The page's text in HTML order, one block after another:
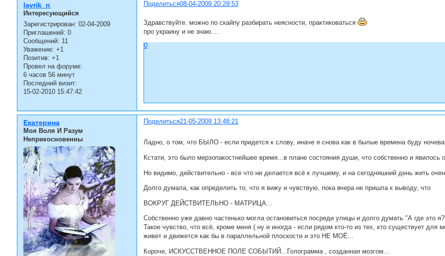
Поделиться08-04-2009 20:29:53
lavrik_n
Интересующийся
Зарегистрирован: 02-04-2009
Приглашений: 0
Сообщений: 11
Уважение: +1
Позитив: +1
Провел на форуме:
6 часов 56 минут
Последний визит:
15-02-2010 15:47:42
Здравствуйте. можно по скайпу разбирать неясности, практиковаться
про украину и не знаю....
0
Поделиться21-05-2009 13:48:21
Екатерина
Моя Воля И Разум
Неприкосновенны
Ладно, о том, что БЫЛО - если придется к слову, иначе я снова как в былые времена буду
Кстати, это было мерзопакостнейшее время...в плане состояния души, что собственно и явилось
Но видимо, действительно - все что ни делается всё к лучшему, и на сегодняшний день жить
Долго думала, как определить то, что я вижу и чувствую, пока вчера не пришла к выводу, что
ВОКРУГ ДЕЙСТВИТЕЛЬНО - МАТРИЦА...
Собственно уже давно частенько могла остановиться посреди улицы и долго думать "А где это
Такое чувство, что всё, кроме меня ( ну и иногда - если рядом кто-то из тех, кто существует
живет и движется как бы в параллельной плоскости и это НЕ МОЁ...
Короче, ИСКУССТВЕННОЕ ПОЛЕ СОБЫТИЙ...Голограмма , созданная мозгом...